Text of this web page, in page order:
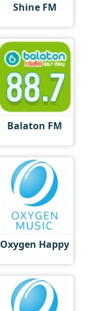
Shine FM
Balaton FM
Oxygen Happy